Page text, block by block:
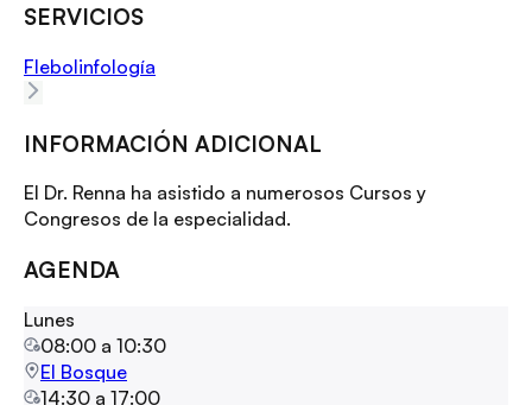
SERVICIOS
Flebolinfología
INFORMACIÓN ADICIONAL
El Dr. Renna ha asistido a numerosos Cursos y
Congresos de la especialidad.
AGENDA
Lunes
08:00 a 10:30
El Bosque
14:30 a 17:00